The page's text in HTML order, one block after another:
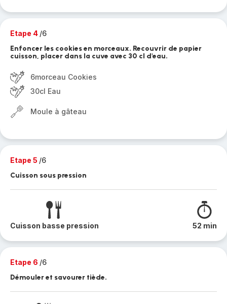
Etape 4 /6
Enfoncer les cookies en morceaux. Recouvrir de papier
cuisson, placer dans la cuve avec 30 cl d'eau.
6morceau Cookies
30cl Eau
Moule à gâteau
Etape 5 /6
Cuisson sous pression
Cuisson basse pression 52 min
Etape 6 /6
Démouler et savourer tiède.